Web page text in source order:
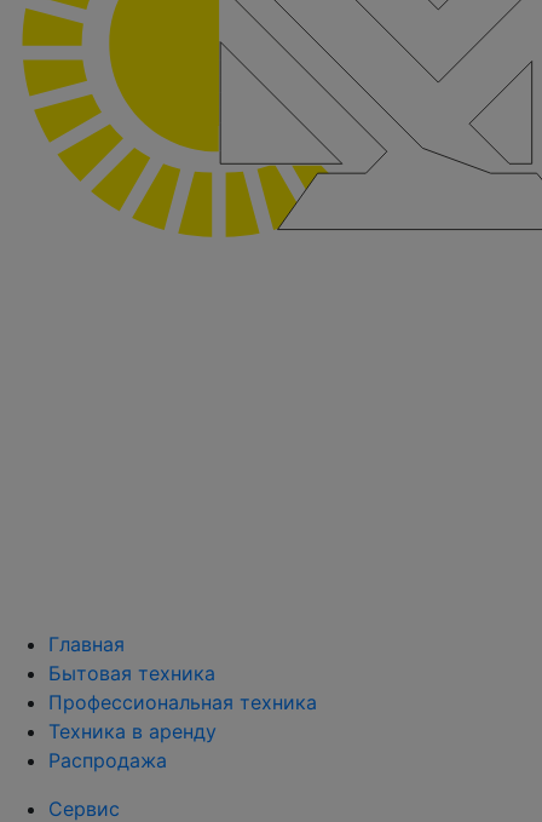
Главная
Бытовая техника
Профессиональная техника
Техника в аренду
Распродажа
Сервис